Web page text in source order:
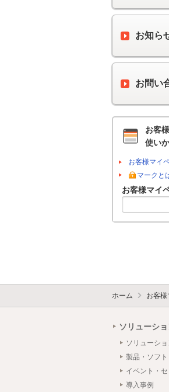
お知ら
お問い
お客
使い
お客様マイ
マークと
お客様マイ
ホーム お客様
ソリューシ
ソリューシ
製品・ソフト
イベント・
導入事例